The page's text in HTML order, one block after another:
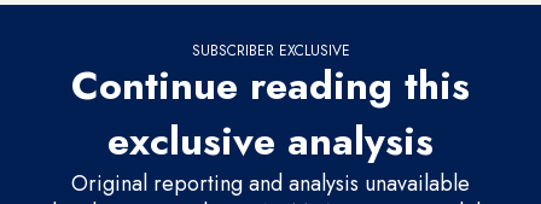
SUBSCRIBER EXCLUSIVE
Continue reading this
exclusive analysis
Original reporting and analysis unavailable